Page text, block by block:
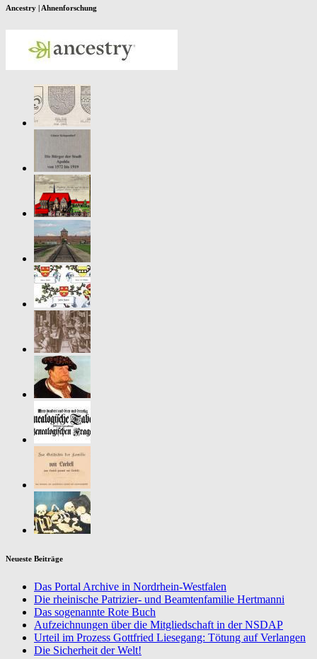
Ancestry | Ahnenforschung
Neueste Beiträge
Das Portal Archive in Nordrhein-Westfalen
Die rheinische Patrizier- und Beamtenfamilie Hertmanni
Das sogenannte Rote Buch
Aufzeichnungen über die Mitgliedschaft in der NSDAP
Urteil im Prozess Gottfried Liesegang: Tötung auf Verlangen
Die Sicherheit der Welt!